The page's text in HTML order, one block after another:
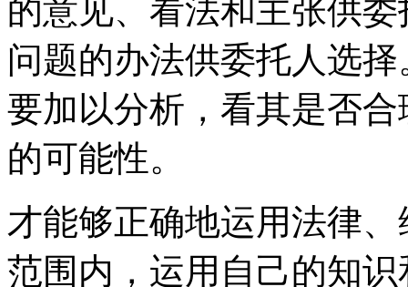
的意见、看法和主张供
问题的办法供委托人选
要加以分析，看其是否
的可能性。
才能够正确地运用法律
范围内，运用自己的知